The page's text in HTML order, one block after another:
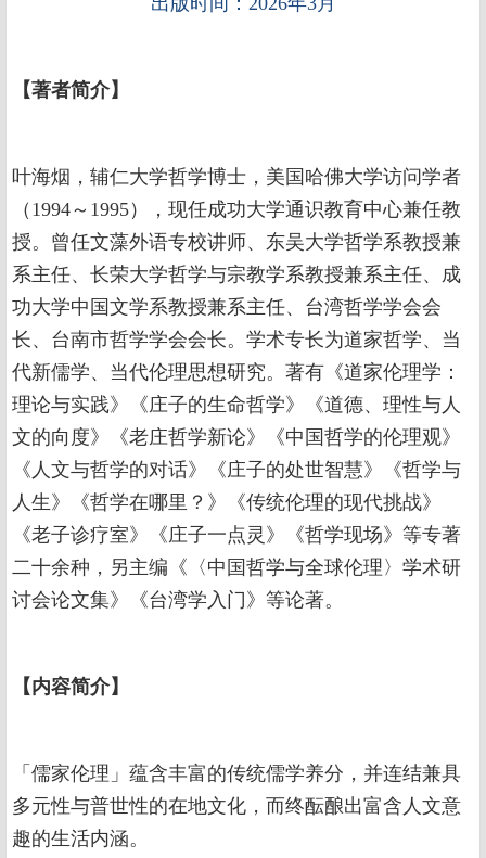
【著者简介】
叶海烟，辅仁大学哲学博士，美国哈佛大学访问学者
（1994～1995），现任成功大学通识教育中心兼任教
授。曾任文藻外语专校讲师、东吴大学哲学系教授兼
系主任、长荣大学哲学与宗教学系教授兼系主任、成
功大学中国文学系教授兼系主任、台湾哲学学会会
长、台南市哲学学会会长。学术专长为道家哲学、当
代新儒学、当代伦理思想研究。著有《道家伦理学：
理论与实践》《庄子的生命哲学》《道德、理性与人
文的向度》《老庄哲学新论》《中国哲学的伦理观》
《人文与哲学的对话》《庄子的处世智慧》《哲学与
人生》《哲学在哪里？》《传统伦理的现代挑战》
《老子诊疗室》《庄子一点灵》《哲学现场》等专著
二十余种，另主编《〈中国哲学与全球伦理〉学术研
讨会论文集》《台湾学入门》等论著。
【内容简介】
「儒家伦理」蕴含丰富的传统儒学养分，并连结兼具
多元性与普世性的在地文化，而终酝酿出富含人文意
趣的生活内涵。